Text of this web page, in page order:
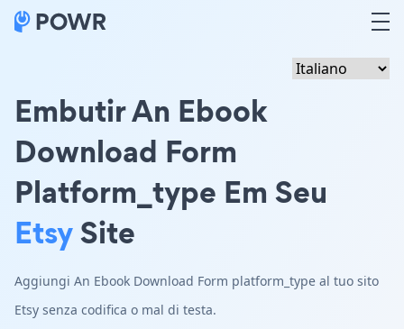
Embutir An Ebook
Download Form
Platform_type Em Seu
EtsySite
Aggiungi An Ebook Download Form platform_type al tuo sito
Etsy senza codifica o mal di testa.